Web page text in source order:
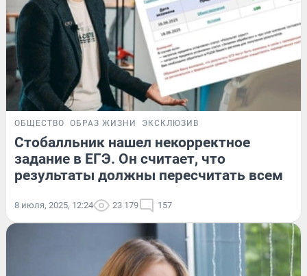
ОБЩЕСТВО ОБРАЗ ЖИЗНИ ЭКСКЛЮЗИВ
Стобалльник нашел некорректное
задание в ЕГЭ. Он считает, что
результаты должны пересчитать всем
8 июля, 2025, 12:24 23 179 157